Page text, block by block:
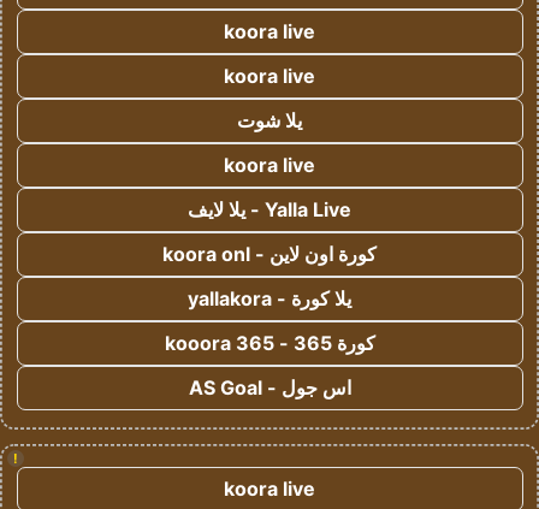
koora live
koora live
يلا شوت
koora live
Yalla Live - يلا لايف
كورة اون لاين - koora onl
يلا كورة - yallakora
كورة 365 - kooora 365
اس جول - AS Goal
!
koora live